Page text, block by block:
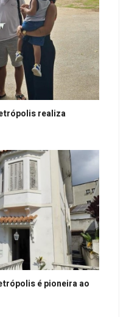
realiza
é pioneira ao